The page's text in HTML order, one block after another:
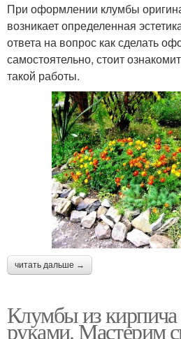
При оформлении клумбы
возникает определенная
ответа на вопрос как сделать
самостоятельно, стоит
такой работы.
читать дальше →
Клумбы из
руками. Мастерим